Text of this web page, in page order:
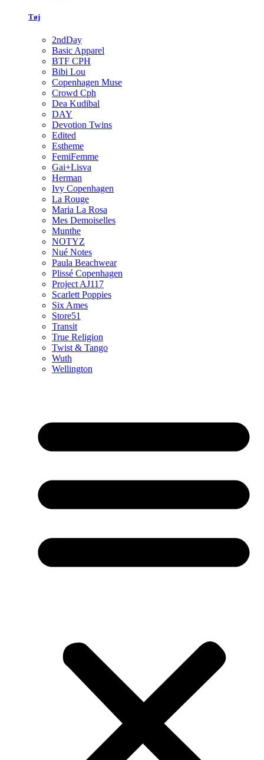
Tøj
2ndDay
Basic Apparel
BTF CPH
Bibi Lou
Copenhagen Muse
Crowd Cph
Dea Kudibal
DAY
Devotion Twins
Edited
Estheme
FemiFemme
Gai+Lisva
Herman
Ivy Copenhagen
La Rouge
Maria La Rosa
Mes Demoiselles
Munthe
NOTYZ
Nué Notes
Paula Beachwear
Plissé Copenhagen
Project AJ117
Scarlett Poppies
Six Ames
Store51
Transit
True Religion
Twist & Tango
Wuth
Wellington